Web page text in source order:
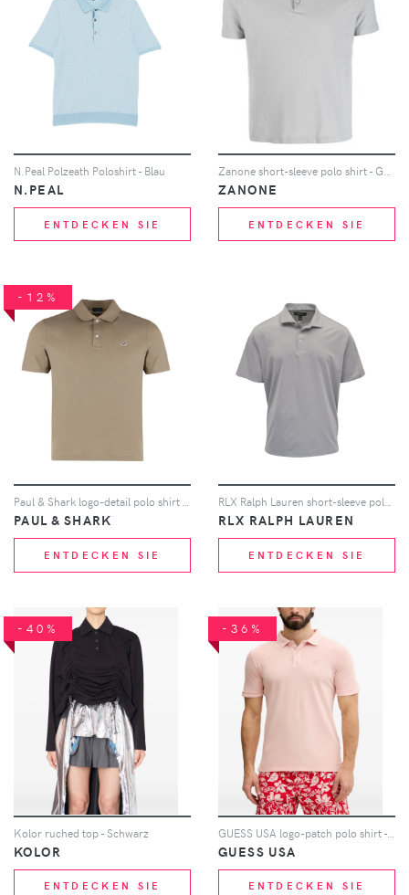
N.Peal Polzeath Poloshirt - Blau
N.PEAL
ENTDECKEN SIE
ZANONE
ENTDECKEN SIE
-12%
Paul & Shark logo-detail polo shirt - Nude
PAUL & SHARK
ENTDECKEN SIE
RLX Ralph Lauren short-sleeve polo shirt - Grau
RLX RALPH LAUREN
ENTDECKEN SIE
-40%
Kolor ruched top - Schwarz
KOLOR
ENTDECKEN SIE
-36%
GUESS USA
ENTDECKEN SIE